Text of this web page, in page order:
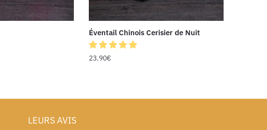
Éventail Chinois Cerisier de Nuit
23.90€
LEURS AVIS